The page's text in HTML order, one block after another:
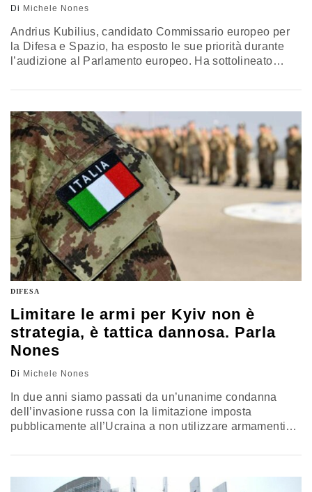
Di Michele Nones
Andrius Kubilius, candidato Commissario europeo per
la Difesa e Spazio, ha esposto le sue priorità durante
l’audizione al Parlamento europeo. Ha sottolineato
ruolo che può ricoprire l’Italia nel bilanciare l’attenzione
sul fronte sud. L’analisi di Michele Nones, vice
presidente dell’Istituto affari internazionali (Iai)
DIFESA
Limitare le armi per Kyiv non è
strategia, è tattica dannosa. Parla
Nones
Di Michele Nones
In due anni siamo passati da un’unanime condanna
dell’invasione russa con la limitazione imposta
pubblicamente all’Ucraina a non utilizzare armamenti
strategia internazionale al di là dei tatticismi elettorali. Il